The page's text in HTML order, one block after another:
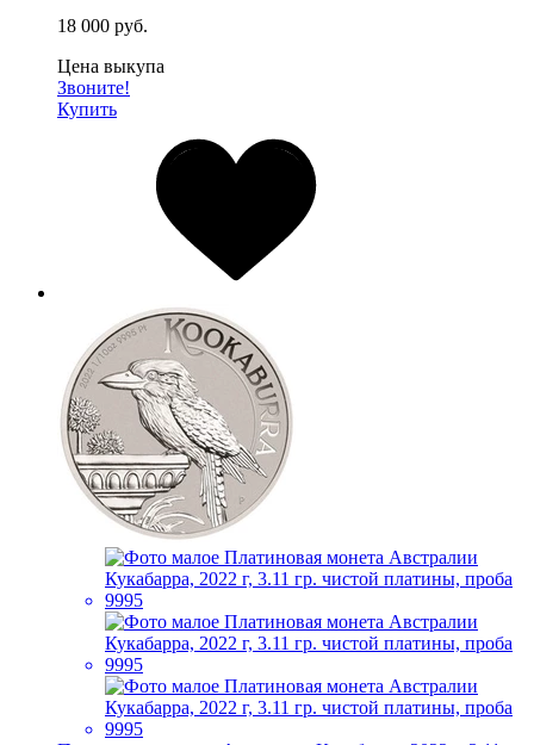
18 000 руб.
Цена выкупа
Звоните!
Купить